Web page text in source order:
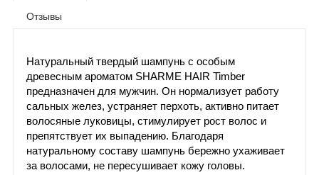
Отзывы
Натуральный твердый шампунь с особым
древесным ароматом SHARME HAIR Timber
предназначен для мужчин. Он нормализует работу
сальных желез, устраняет перхоть, активно питает
волосяные луковицы, стимулирует рост волос и
препятствует их выпадению. Благодаря
натуральному составу шампунь бережно ухаживает
за волосами, не пересушивает кожу головы.